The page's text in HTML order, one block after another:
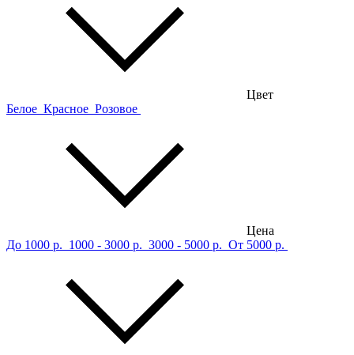
Цвет
Белое Красное Розовое
Цена
До 1000 р. 1000 - 3000 р. 3000 - 5000 р. От 5000 р.